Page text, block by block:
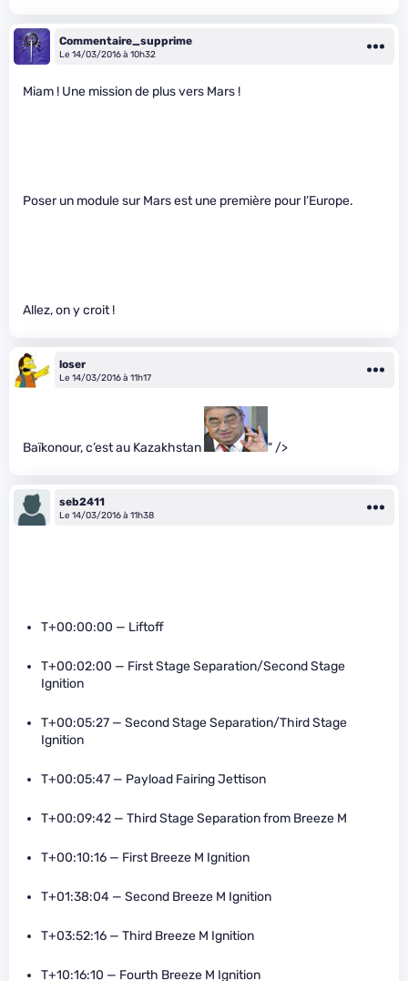
Commentaire_supprime
Le 14/03/2016 à 10h32
Miam ! Une mission de plus vers Mars !
Poser un module sur Mars est une première pour l’Europe.
Allez, on y croit !
loser
Le 14/03/2016 à 11h17
Baïkonour, c’est au Kazakhstan " />
seb2411
Le 14/03/2016 à 11h38
T+00:00:00 — Liftoff
T+00:02:00 — First Stage Separation/Second Stage
Ignition
T+00:05:27 — Second Stage Separation/Third Stage
Ignition
T+00:05:47 — Payload Fairing Jettison
T+00:09:42 — Third Stage Separation from Breeze M
T+00:10:16 — First Breeze M Ignition
T+01:38:04 — Second Breeze M Ignition
T+03:52:16 — Third Breeze M Ignition
T+10:16:10 — Fourth Breeze M Ignition